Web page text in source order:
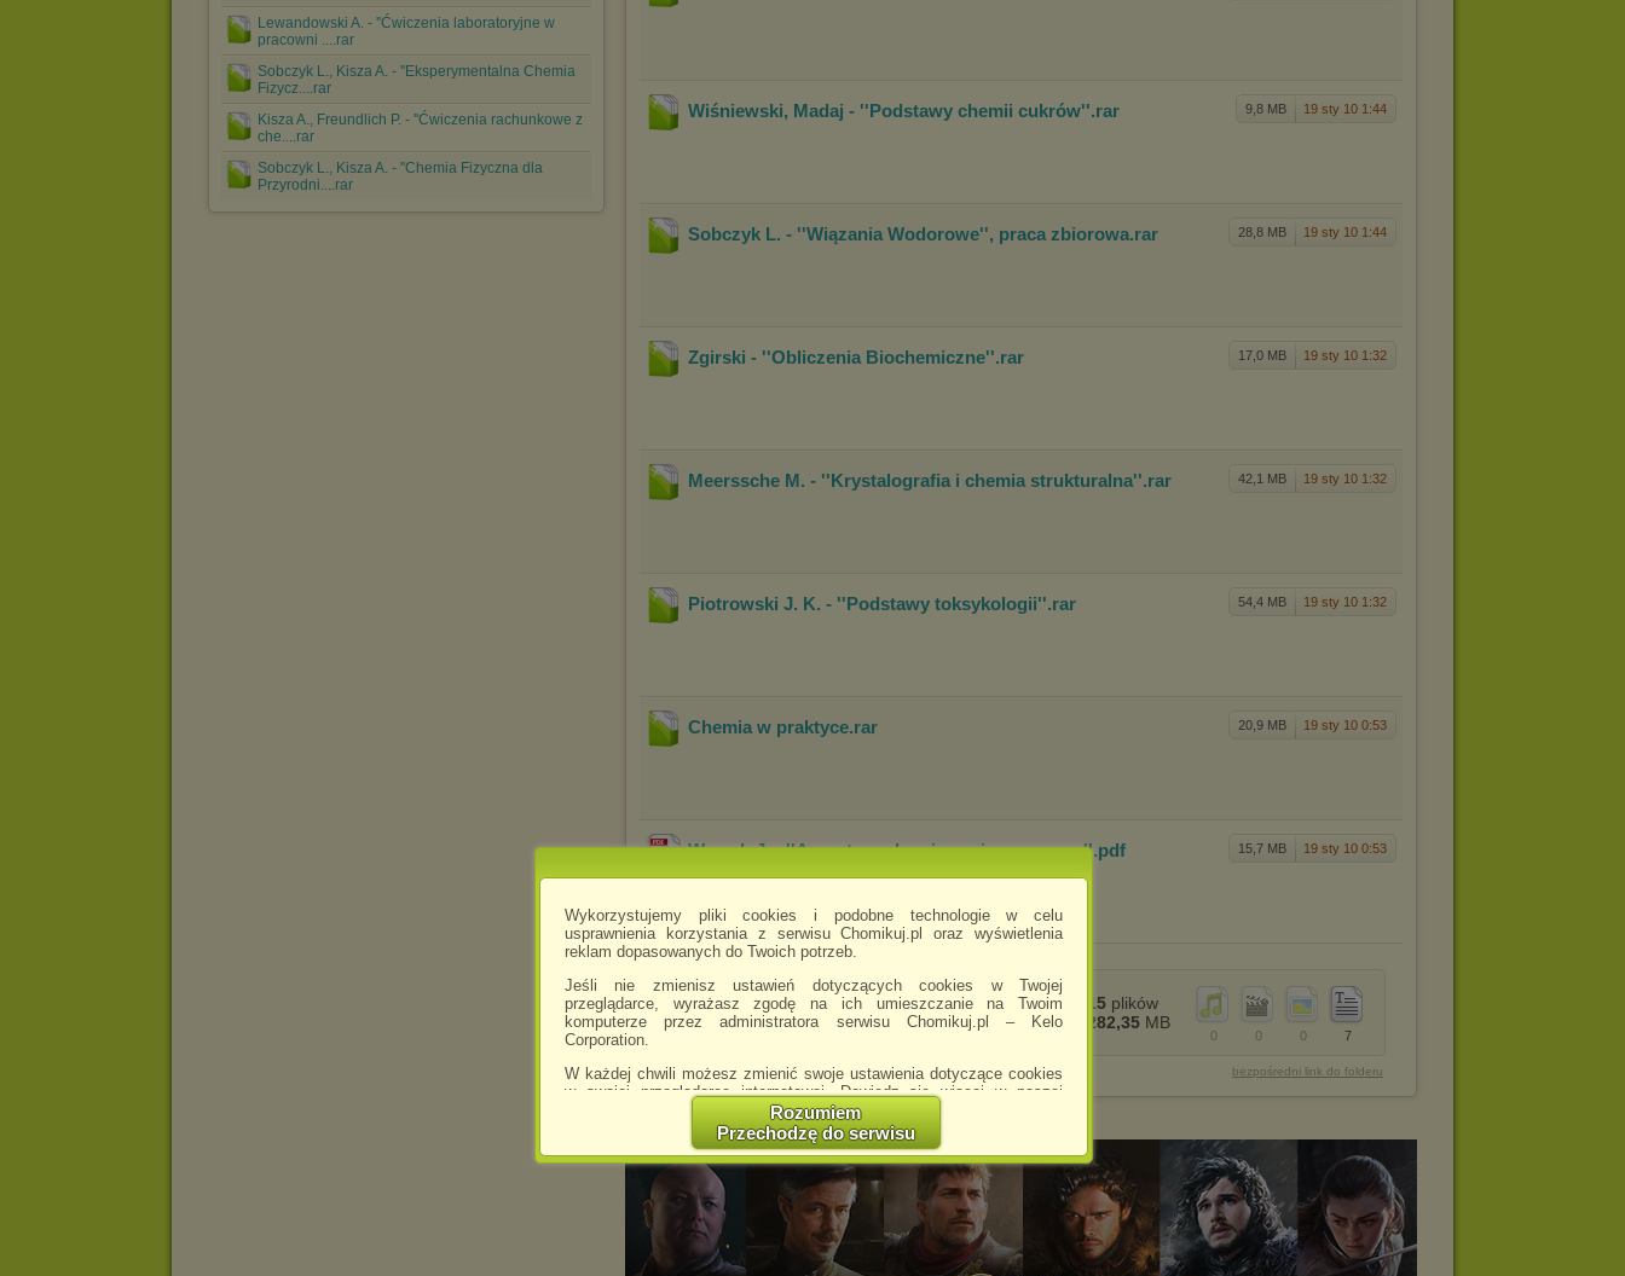
Wykorzystujemy pliki cookies i podobne technologie w celu
usprawnienia korzystania z serwisu Chomikuj.pl oraz wyświetlenia
reklam dopasowanych do Twoich potrzeb.
Jeśli nie zmienisz ustawień dotyczących cookies w Twojej
przeglądarce, wyrażasz zgodę na ich umieszczanie na Twoim
komputerze przez administratora serwisu Chomikuj.pl – Kelo
Corporation.
W każdej chwili możesz zmienić swoje ustawienia dotyczące cookies
w swojej przeglądarce internetowej. Dowiedz się więcej w naszej
http://chomikuj.pl/PolitykaPrywatnosci.aspx
Jednocześnie informujemy że zmiana ustawień przeglądarki może
spowodować ograniczenie korzystania ze strony Chomikuj.pl.
W przypadku braku twojej zgody na akceptację cookies niestety
prosimy o opuszczenie serwisu chomikuj.pl.
Wykorzystanie plików cookiesprzezZaufanych Partnerów
(dostosowanie reklam do Twoich potrzeb, analiza skuteczności działań
Rozumiem
Przechodzę do serwisu
Lewandowski A. - ''Ćwiczenia laboratoryjne w
pracowni ....rar
Sobczyk L., Kisza A. - ''Eksperymentalna Chemia
Fizycz....rar
Kisza A., Freundlich P. - ''Ćwiczenia rachunkowe z
che....rar
Sobczyk L., Kisza A. - ''Chemia Fizyczna dla
Przyrodni....rar
9,8 MB 19 sty 10 1:44
Wiśniewski, Madaj - ''Podstawy chemii cukrów''.rar
28,8 MB 19 sty 10 1:44
Sobczyk L. - ''Wiązania Wodorowe'', praca zbiorowa.rar
17,0 MB 19 sty 10 1:32
Zgirski - ''Obliczenia Biochemiczne''.rar
42,1 MB 19 sty 10 1:32
Meerssche M. - ''Krystalografia i chemia strukturalna''.rar
54,4 MB 19 sty 10 1:32
Piotrowski J. K. - ''Podstawy toksykologii''.rar
20,9 MB 19 sty 10 0:53
Chemia w praktyce.rar
15,7 MB 19 sty 10 0:53
Warych J. - ''Aparatura chemiczna i procesowa''.pdf
Zachomikuj
7
0
0
0
15 plików
282,35 MB
bezpośredni link do folderu